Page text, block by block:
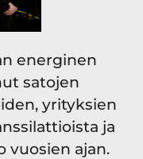
energinen
satojen
yrityksien
ja
vuosien ajan.